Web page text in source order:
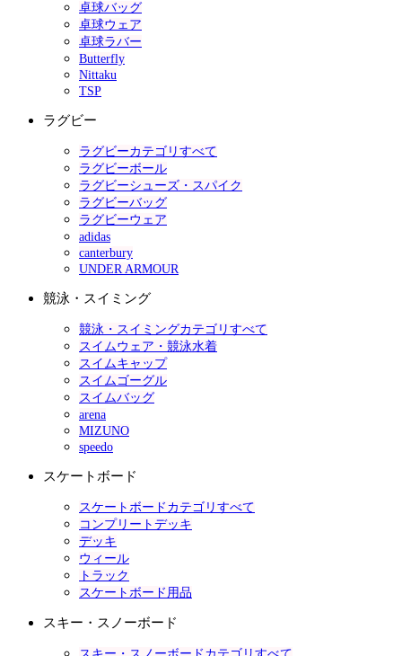
卓球バッグ
卓球ウェア
卓球ラバー
Butterfly
Nittaku
TSP
ラグビー
ラグビーカテゴリすべて
ラグビーボール
ラグビーシューズ・スパイク
ラグビーバッグ
ラグビーウェア
adidas
canterbury
UNDER ARMOUR
競泳・スイミング
競泳・スイミングカテゴリすべて
スイムウェア・競泳水着
スイムキャップ
スイムゴーグル
スイムバッグ
arena
MIZUNO
speedo
スケートボード
スケートボードカテゴリすべて
コンプリートデッキ
デッキ
ウィール
トラック
スケートボード用品
スキー・スノーボード